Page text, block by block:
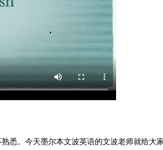
悉。今天墨尔本文波英语的文波老师就给大